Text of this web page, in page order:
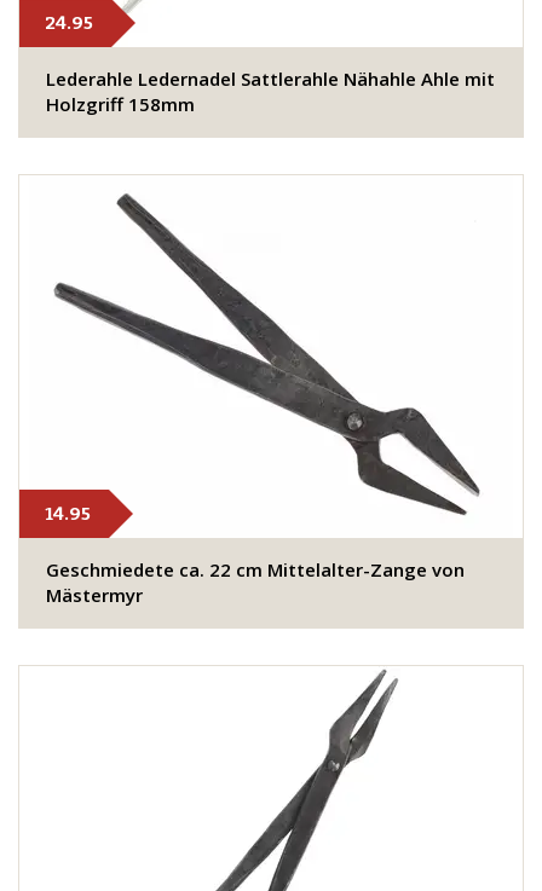
24.95
Lederahle Ledernadel Sattlerahle Nähahle Ahle mit
Holzgriff 158mm
14.95
Geschmiedete ca. 22 cm Mittelalter-Zange von
Mästermyr